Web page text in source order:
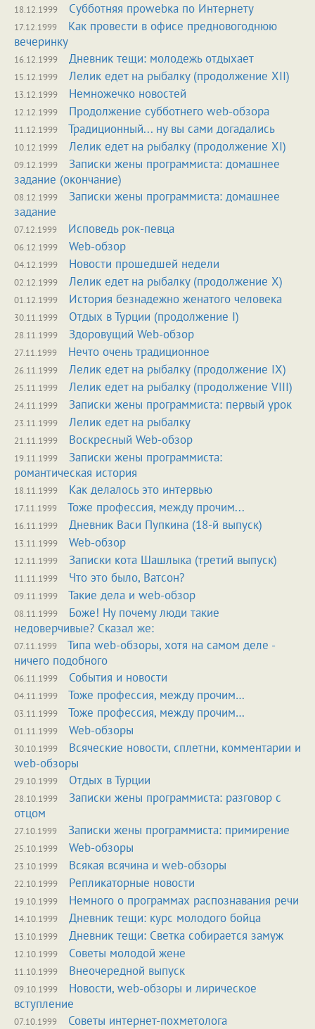
18.12.1999 Субботняя проwebка по Интернету
17.12.1999
Как провести в офисе предновогоднюю
вечеринку
16.12.1999 Дневник тещи: молодежь отдыхает
15.12.1999 Лелик едет на рыбалку (продолжение XII)
13.12.1999 Немножечко новостей
12.12.1999 Продолжение субботнего web-обзора
11.12.1999 Традиционный... ну вы сами догадались
10.12.1999 Лелик едет на рыбалку (продолжение XI)
09.12.1999
Записки жены программиста: домашнее
задание (окончание)
08.12.1999
Записки жены программиста: домашнее
задание
07.12.1999 Исповедь рок-певца
06.12.1999 Web-обзор
04.12.1999 Новости прошедшей недели
02.12.1999 Лелик едет на рыбалку (продолжение X)
01.12.1999 История безнадежно женатого человека
30.11.1999 Отдых в Турции (продолжение I)
28.11.1999 Здоровущий Web-обзор
27.11.1999 Нечто очень традиционное
26.11.1999 Лелик едет на рыбалку (продолжение IX)
25.11.1999 Лелик едет на рыбалку (продолжение VIII)
24.11.1999 Записки жены программиста: первый урок
23.11.1999 Лелик едет на рыбалку
21.11.1999 Воскресный Web-обзор
19.11.1999
Записки жены программиста:
романтическая история
18.11.1999 Как делалось это интервью
17.11.1999 Тоже профессия, между прочим...
16.11.1999 Дневник Васи Пупкина (18-й выпуск)
13.11.1999 Web-обзор
12.11.1999 Записки кота Шашлыка (третий выпуск)
11.11.1999 Что это было, Ватсон?
09.11.1999 Такие дела и web-обзор
08.11.1999
Боже! Ну почему люди такие
недоверчивые? Сказал же:
07.11.1999
Типа web-обзоры, хотя на самом деле -
ничего подобного
06.11.1999 События и новости
04.11.1999 Тоже профессия, между прочим…
03.11.1999 Тоже профессия, между прочим…
01.11.1999 Web-обзоры
30.10.1999
Всяческие новости, сплетни, комментарии и
web-обзоры
29.10.1999 Отдых в Турции
28.10.1999
Записки жены программиста: разговор с
отцом
27.10.1999 Записки жены программиста: примирение
25.10.1999 Web-обзоры
23.10.1999 Всякая всячина и web-обзоры
22.10.1999 Репликаторные новости
19.10.1999 Немного о программах распознавания речи
14.10.1999 Дневник тещи: курс молодого бойца
13.10.1999 Дневник тещи: Светка собирается замуж
12.10.1999 Советы молодой жене
11.10.1999 Внеочередной выпуск
09.10.1999
Новости, web-обзоры и лирическое
вступление
07.10.1999 Советы интернет-похметолога